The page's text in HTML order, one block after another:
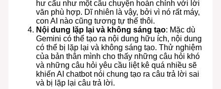
hư cấu như một câu chuyện hoàn chỉnh với lời
văn phù hợp. Dĩ nhiên là vậy, bởi vì nó rất máy,
con AI nào cũng tương tự thế thôi.
Nội dung lặp lại và không sáng tạo: Mặc dù
Gemini có thể tạo ra nội dung hữu ích, nội dung
có thể bị lặp lại và không sáng tạo. Thử nghiệm
của bản thân mình cho thấy những câu hỏi khó
và những câu hỏi yêu cầu liệt kê quá nhiều sẽ
khiến AI chatbot nói chung tạo ra câu trả lời sai
và bị lặp lại câu trả lời.